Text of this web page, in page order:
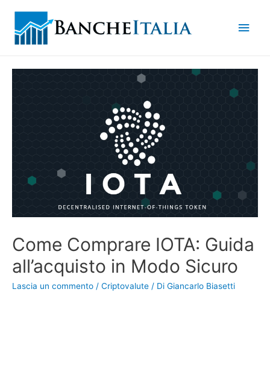
Come Comprare IOTA: Guida
all’acquisto in Modo Sicuro
Lascia un commento / Criptovalute / Di Giancarlo Biasetti